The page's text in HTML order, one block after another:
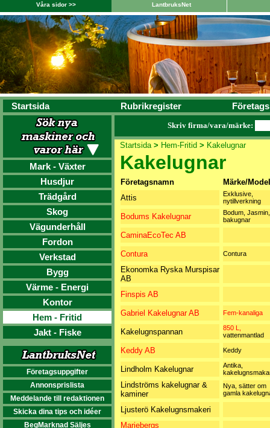
Våra sidor >> LantbruksNet
Startsida Rubrikregister
Mark - Växter
Husdjur
Trädgård
Skog
Vägunderhåll
Fordon
Verkstad
Bygg
Värme - Energi
Kontor
Hem - Fritid
Jakt - Fiske
Företagsuppgifter
Annonsprislista
Meddelande till redaktionen
Skicka dina tips och idéer
BegMarknad Säljes
Skriv firma/vara/märke:
Startsida> Hem-Fritid > Kakelugnar
Kakelugnar
Företagsnamn
Märke/
Attis
Exklusive,
nytillverkning
Bodums Kakelugnar
Bodum, Jasmin,
bakugnar
CaminaEcoTec AB
Contura Contura
Ekonomka Ryska Murspisar
AB
Finspis AB
Gabriel Kakelugnar AB Fem-kanaliga
Kakelugnspannan
850 L,
vattenmantlad
Keddy AB Keddy
Lindholm Kakelugnar
Antika,
Lindströms kakelugnar &
kaminer
Nya, sätter om
gamla
Ljusterö Kakelugnsmakeri
Mariebergs